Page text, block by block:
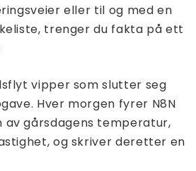
eller til og med en
trenger du fakta på ett
vipper som slutter seg
Hver morgen fyrer N8N
gårsdagens temperatur,
og skriver deretter en